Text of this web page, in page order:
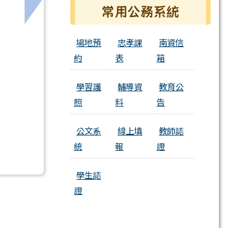
下一筆：轉知台南市115年度生命教育家長
常用公務系統
場地預
約
忠孝課
表
南資信
箱
學習護
照
輔導資
料
教育公
告
公文系
統
線上填
報
教師認
證
學生認
證